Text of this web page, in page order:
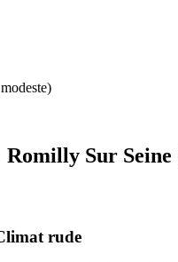
Romilly Sur Seine
rude